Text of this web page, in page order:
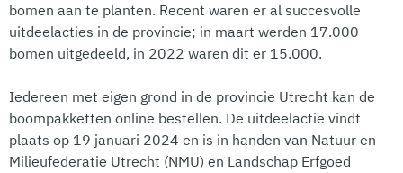
bomen aan te planten. Recent waren er al succesvolle
uitdeelacties in de provincie; in maart werden 17.000
bomen uitgedeeld, in 2022 waren dit er 15.000.
Iedereen met eigen grond in de provincie Utrecht kan de
boompakketten online bestellen. De uitdeelactie vindt
plaats op 19 januari 2024 en is in handen van Natuur en
Milieufederatie Utrecht (NMU) en Landschap Erfgoed